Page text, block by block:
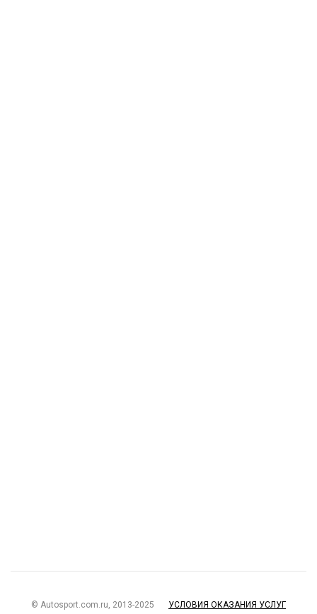
© Autosport.com.ru, 2013-2025 УСЛОВИЯ ОКАЗАНИЯ УСЛУГ